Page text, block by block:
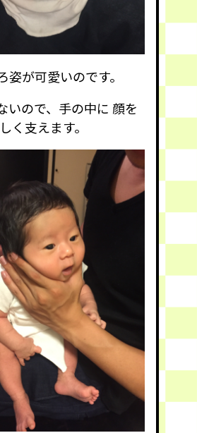
姿が可愛いのです。
いので、手の中に 顔を
く支えます。